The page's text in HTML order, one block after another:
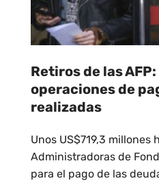
Retiros de las
operaciones de
realizadas
Unos US$719,3 millones
Administradoras de
para el pago de las